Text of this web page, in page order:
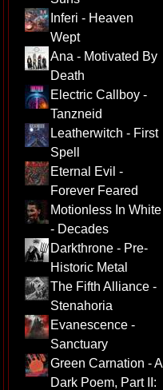
Inferi - Heaven
Wept
Ana - Motivated By
Death
Electric Callboy -
Tanzneid
Leatherwitch - First
Spell
Eternal Evil -
Forever Feared
Motionless In White
- Decades
Darkthrone - Pre-
Historic Metal
The Fifth Alliance -
Stenahoria
Evanescence -
Sanctuary
Green Carnation - A
Dark Poem, Part II: